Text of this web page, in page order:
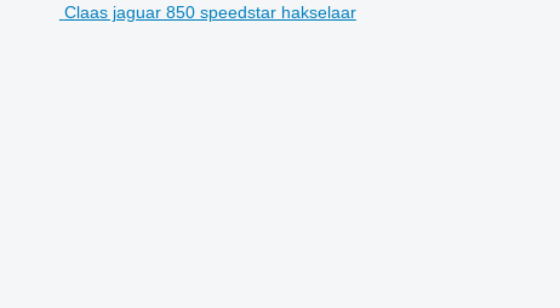
Claas jaguar 850 speedstar hakselaar